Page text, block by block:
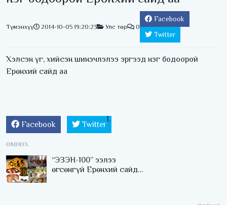
Түмэнхүү 2014-10-05 19:20:23 Улс төр 0
Facebook
Twitter
Хэлсэн үг, хийсэн шинэчлэлээ эргээд нэг бодоорой
Ерөнхий сайд аа
Facebook Twitter
ӨМНӨХ
“ЭЗЭН-100” ээлээ
өгсөнгүй Ерөнхий сайд